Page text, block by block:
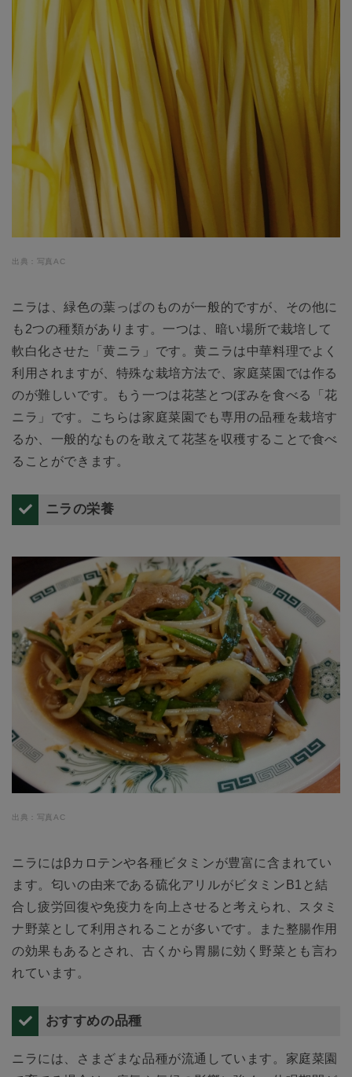
出典：写真AC
ニラは、緑色の葉っぱのものが一般的ですが、その他に
も2つの種類があります。一つは、暗い場所で栽培して
軟白化させた「黄ニラ」です。黄ニラは中華料理でよく
利用されますが、特殊な栽培方法で、家庭菜園では作る
のが難しいです。もう一つは花茎とつぼみを食べる「花
ニラ」です。こちらは家庭菜園でも専用の品種を栽培す
るか、一般的なものを敢えて花茎を収穫することで食べ
ることができます。
ニラの栄養
出典：写真AC
ニラにはβカロテンや各種ビタミンが豊富に含まれてい
ます。匂いの由来である硫化アリルがビタミンB1と結
合し疲労回復や免疫力を向上させると考えられ、スタミ
ナ野菜として利用されることが多いです。また整腸作用
の効果もあるとされ、古くから胃腸に効く野菜とも言わ
れています。
おすすめの品種
ニラには、さまざまな品種が流通しています。家庭菜園